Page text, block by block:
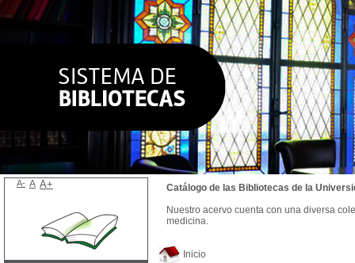
Inicio
Catálogo de las Bibliotecas de la
Nuestro acervo cuenta con una diversa
medicina.
A- A A+